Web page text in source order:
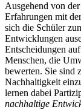
Ausgehend von
Erfahrungen mit
sich die Schüler
Entwicklungen
Entscheidungen
Menschen, die
bewerten. Sie sind
Nachhaltigkeit
lernen dabei
nachhaltige